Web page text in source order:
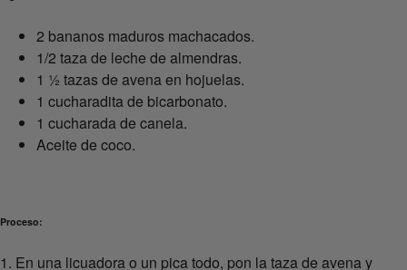
2 bananos maduros machacados.
1/2 taza de leche de almendras.
1 ½ tazas de avena en hojuelas.
1 cucharadita de bicarbonato.
1 cucharada de canela.
Aceite de coco.
Proceso:
1. En una licuadora o un pica todo, pon la taza de avena y